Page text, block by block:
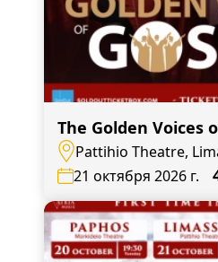
The Golden Voices
Pattihio Theatre,
Agias Zonis
21 октября 2026 г.